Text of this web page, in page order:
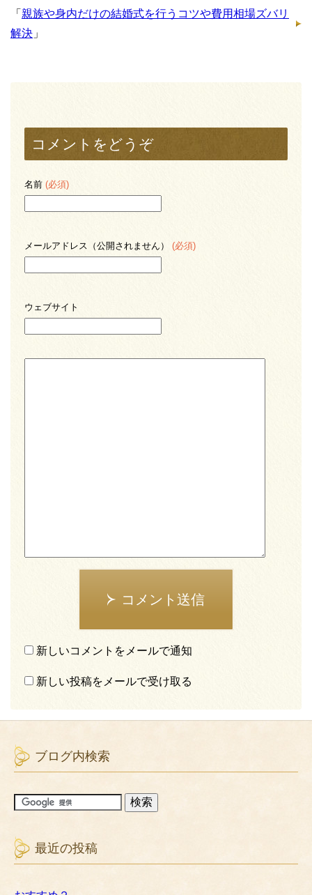
「 親族や身内だけの結婚式を行うコツや費用相場ズバリ
解決 」
コメントをどうぞ
名前 (必須)
メールアドレス（公開されません） (必須)
ウェブサイト
コメント送信
新しいコメントをメールで通知
新しい投稿をメールで受け取る
ブログ内検索
最近の投稿